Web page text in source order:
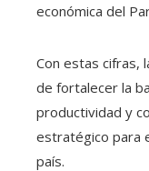
económica del
Con estas cifras,
de fortalecer la
productividad y
estratégico para
país.